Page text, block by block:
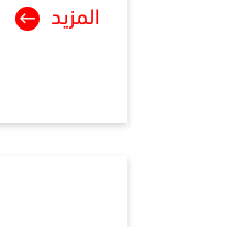
المزيد